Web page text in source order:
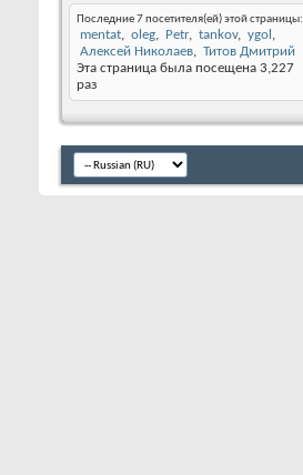
Последние 7 посетителя(ей) этой страницы:
mentat oleg Petr tankov
ygol
Алексей Николаев
Титов Дмитрий
Эта страница была посещена 3,227
раз